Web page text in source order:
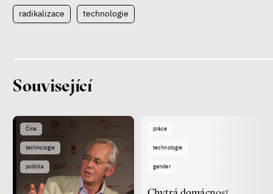
radikalizace technologie
Související
Čína
technologie
politika
práce
technologie
gender